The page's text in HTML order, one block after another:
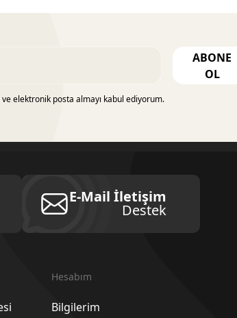
ABONE
OL
elektronik posta almayı kabul ediyorum.
E-Mail İletişim
Destek
Hesabım
Bilgilerim